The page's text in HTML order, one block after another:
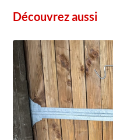
Découvrez aussi